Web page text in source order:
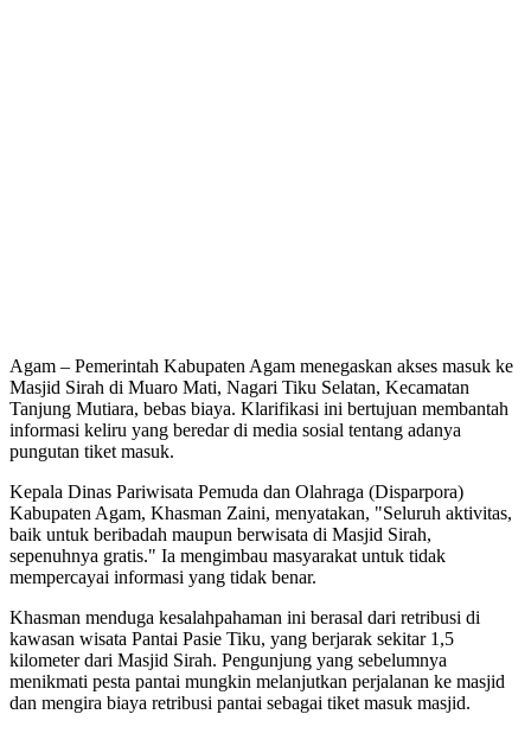
Agam – Pemerintah Kabupaten Agam menegaskan akses masuk ke
Masjid Sirah di Muaro Mati, Nagari Tiku Selatan, Kecamatan
Tanjung Mutiara, bebas biaya. Klarifikasi ini bertujuan membantah
informasi keliru yang beredar di media sosial tentang adanya
pungutan tiket masuk.
Kepala Dinas Pariwisata Pemuda dan Olahraga (Disparpora)
Kabupaten Agam, Khasman Zaini, menyatakan, "Seluruh aktivitas,
baik untuk beribadah maupun berwisata di Masjid Sirah,
sepenuhnya gratis." Ia mengimbau masyarakat untuk tidak
mempercayai informasi yang tidak benar.
Khasman menduga kesalahpahaman ini berasal dari retribusi di
kawasan wisata Pantai Pasie Tiku, yang berjarak sekitar 1,5
kilometer dari Masjid Sirah. Pengunjung yang sebelumnya
menikmati pesta pantai mungkin melanjutkan perjalanan ke masjid
dan mengira biaya retribusi pantai sebagai tiket masuk masjid.